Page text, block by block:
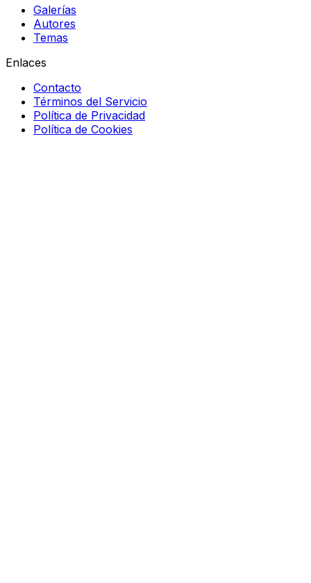
Galerías
Autores
Temas
Enlaces
Contacto
Términos del Servicio
Política de Privacidad
Política de Cookies